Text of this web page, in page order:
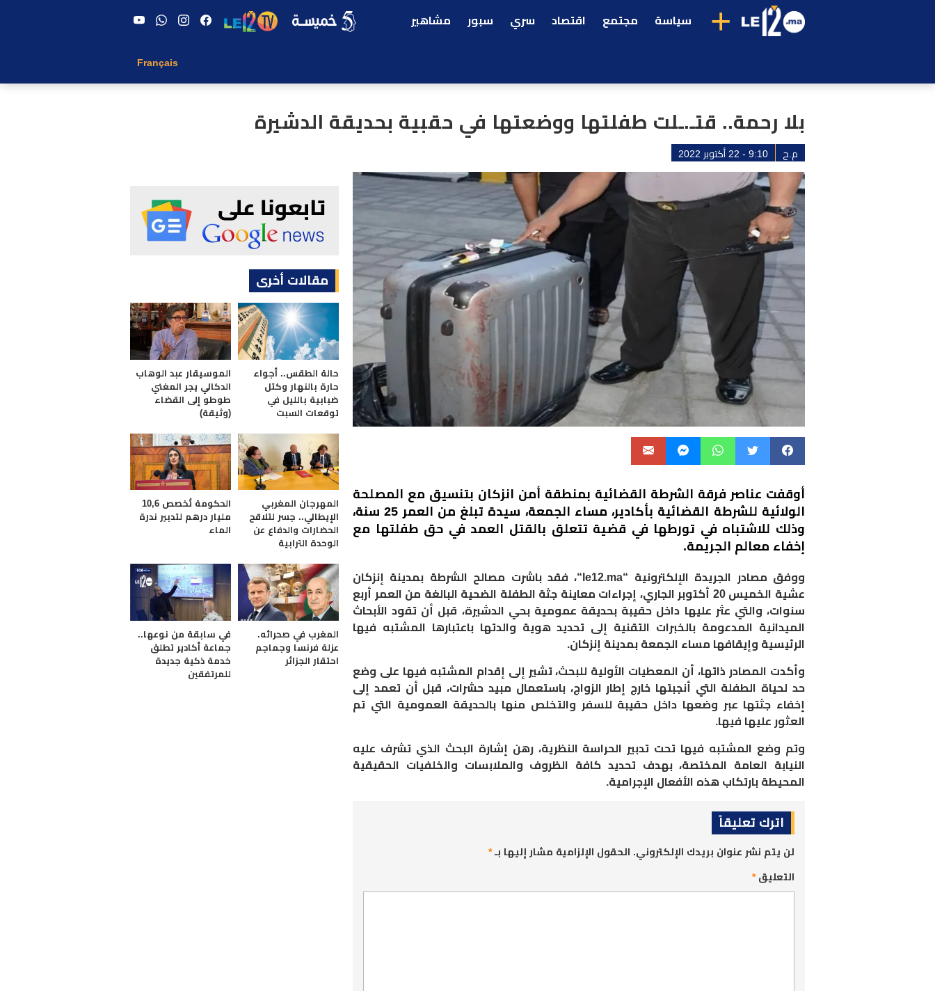
+ سياسة مجتمع اقتصاد سري سبور مشاهير
Français
بلا رحمة.. قتـ.ـلت طفلتها ووضعتها في حقبية بحديقة الدشيرة
م.ح 9:10 - 22 أكتوبر 2022
أوقفت عناصر فرقة الشرطة القضائية بمنطقة أمن انزكان بتنسيق مع المصلحة
الولائية للشرطة القضائية بأكادير، مساء الجمعة، سيدة تبلغ من العمر 25 سنة،
وذلك للاشتباه في تورطها في قضية تتعلق بالقتل العمد في حق طفلتها مع
إخفاء معالم الجريمة.
ووفق مصادر الجريدة الإلكترونية “le12.ma
“، فقد باشرت مصالح الشرطة بمدينة إنزكان
عشية الخميس 20 أكتوبر الجاري، إجراءات معاينة جثة الطفلة الضحية البالغة من العمر أربع
سنوات، والتي عثر عليها داخل حقيبة بحديقة عمومية بحي الدشيرة، قبل أن تقود الأبحاث
الميدانية المدعومة بالخبرات التقنية إلى تحديد هوية والدتها باعتبارها المشتبه فيها
الرئيسية وإيقافها مساء الجمعة بمدينة إنزكان.
وأكدت المصادر ذاتها، أن المعطيات الأولية للبحث، تشير إلى إقدام المشتبه فيها على وضع
حد لحياة الطفلة التي أنجبتها خارج إطار الزواج، باستعمال مبيد حشرات، قبل أن تعمد إلى
إخفاء جثتها عبر وضعها داخل حقيبة للسفر والتخلص منها بالحديقة العمومية التي تم
العثور عليها فيها.
وتم وضع المشتبه فيها تحت تدبير الحراسة النظرية، رهن إشارة البحث الذي تشرف عليه
النيابة العامة المختصة، بهدف تحديد كافة الظروف والملابسات والخلفيات الحقيقية
المحيطة بارتكاب هذه الأفعال الإجرامية.
اترك تعليقاً
لن يتم نشر عنوان بريدك الإلكتروني. الحقول الإلزامية مشار إليها بـ*
التعليق*
مقالات أخرى
حالة الطقس.. أجواء
حارة بالنهار وكتل
ضبابية بالليل في
توقعات السبت
الموسيقار عبد الوهاب
الدكالي يجر المغني
طوطو إلى القضاء
(وثيقة)
المهرجان المغربي
الإيطالي.. جسر لتلاقح
الحضارات والدفاع عن
الوحدة الترابية
الحكومة تُخصص 10,6
مليار درهم لتدبير ندرة
الماء
المغرب في صحرائه.
عزلة فرنسا وجماجم
احتقار الجزائر
في سابقة من نوعها..
جماعة أكادير تطلق
خدمة ذكية جديدة
للمرتفقين